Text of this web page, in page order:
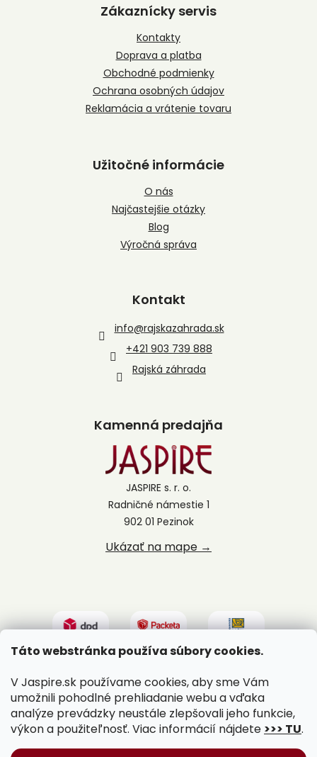
Táto webstránka používa súbory cookies.
V Jaspire.sk používame cookies, aby sme Vám
umožnili pohodlné prehliadanie webu a vďaka
analýze prevádzky neustále zlepšovali jeho funkcie,
výkon a použiteľnosť. Viac informácií nájdete >>> TU.
Zákaznícky servis
Kontakty
Doprava a platba
Obchodné podmienky
Ochrana osobných údajov
Reklamácia a vrátenie tovaru
Užitočné informácie
O nás
Najčastejšie otázky
Blog
Výročná správa
Kontakt
info@rajskazahrada.sk
+421 903 739 888
Rajská záhrada
Kamenná predajňa
JASPIRE s. r. o.
Radničné námestie 1
902 01 Pezinok
Ukázať na mape →